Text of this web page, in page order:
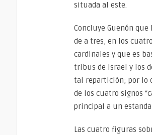
situada al este.
Concluye Guenón
de a tres, en los
cardinales y que es
tribus de Israel y los
tal repartición; por lo
de los cuatro signos
principal a un
Las cuatro figuras